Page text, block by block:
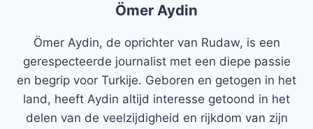
Ömer Aydin
Ömer Aydin, de oprichter van Rudaw, is een
gerespecteerde journalist met een diepe passie
en begrip voor Turkije. Geboren en getogen in het
land, heeft Aydin altijd interesse getoond in het
delen van de veelzijdigheid en rijkdom van zijn